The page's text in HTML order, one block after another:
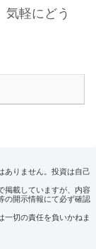
気軽にどう
ありません。投資は自己
掲載していますが、内容
の開示情報にて必ず確認
一切の責任を負いかねま